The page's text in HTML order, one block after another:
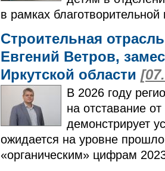
в рамках
Строительная
Евгений Ветров,
Иркутской области
В 2026 году
на отставание
демонстрирует
ожидается на уровне
«органическим» цифрам